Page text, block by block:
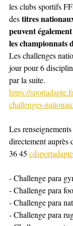
les clubs sportifs
des titres
peuvent
les championnats
Les challenges
jour pour 6
par la suite.
https://
challenges-
Les
directement
36 45
- Challenge para
- Challenge para
- Challenge para
- Challenge para